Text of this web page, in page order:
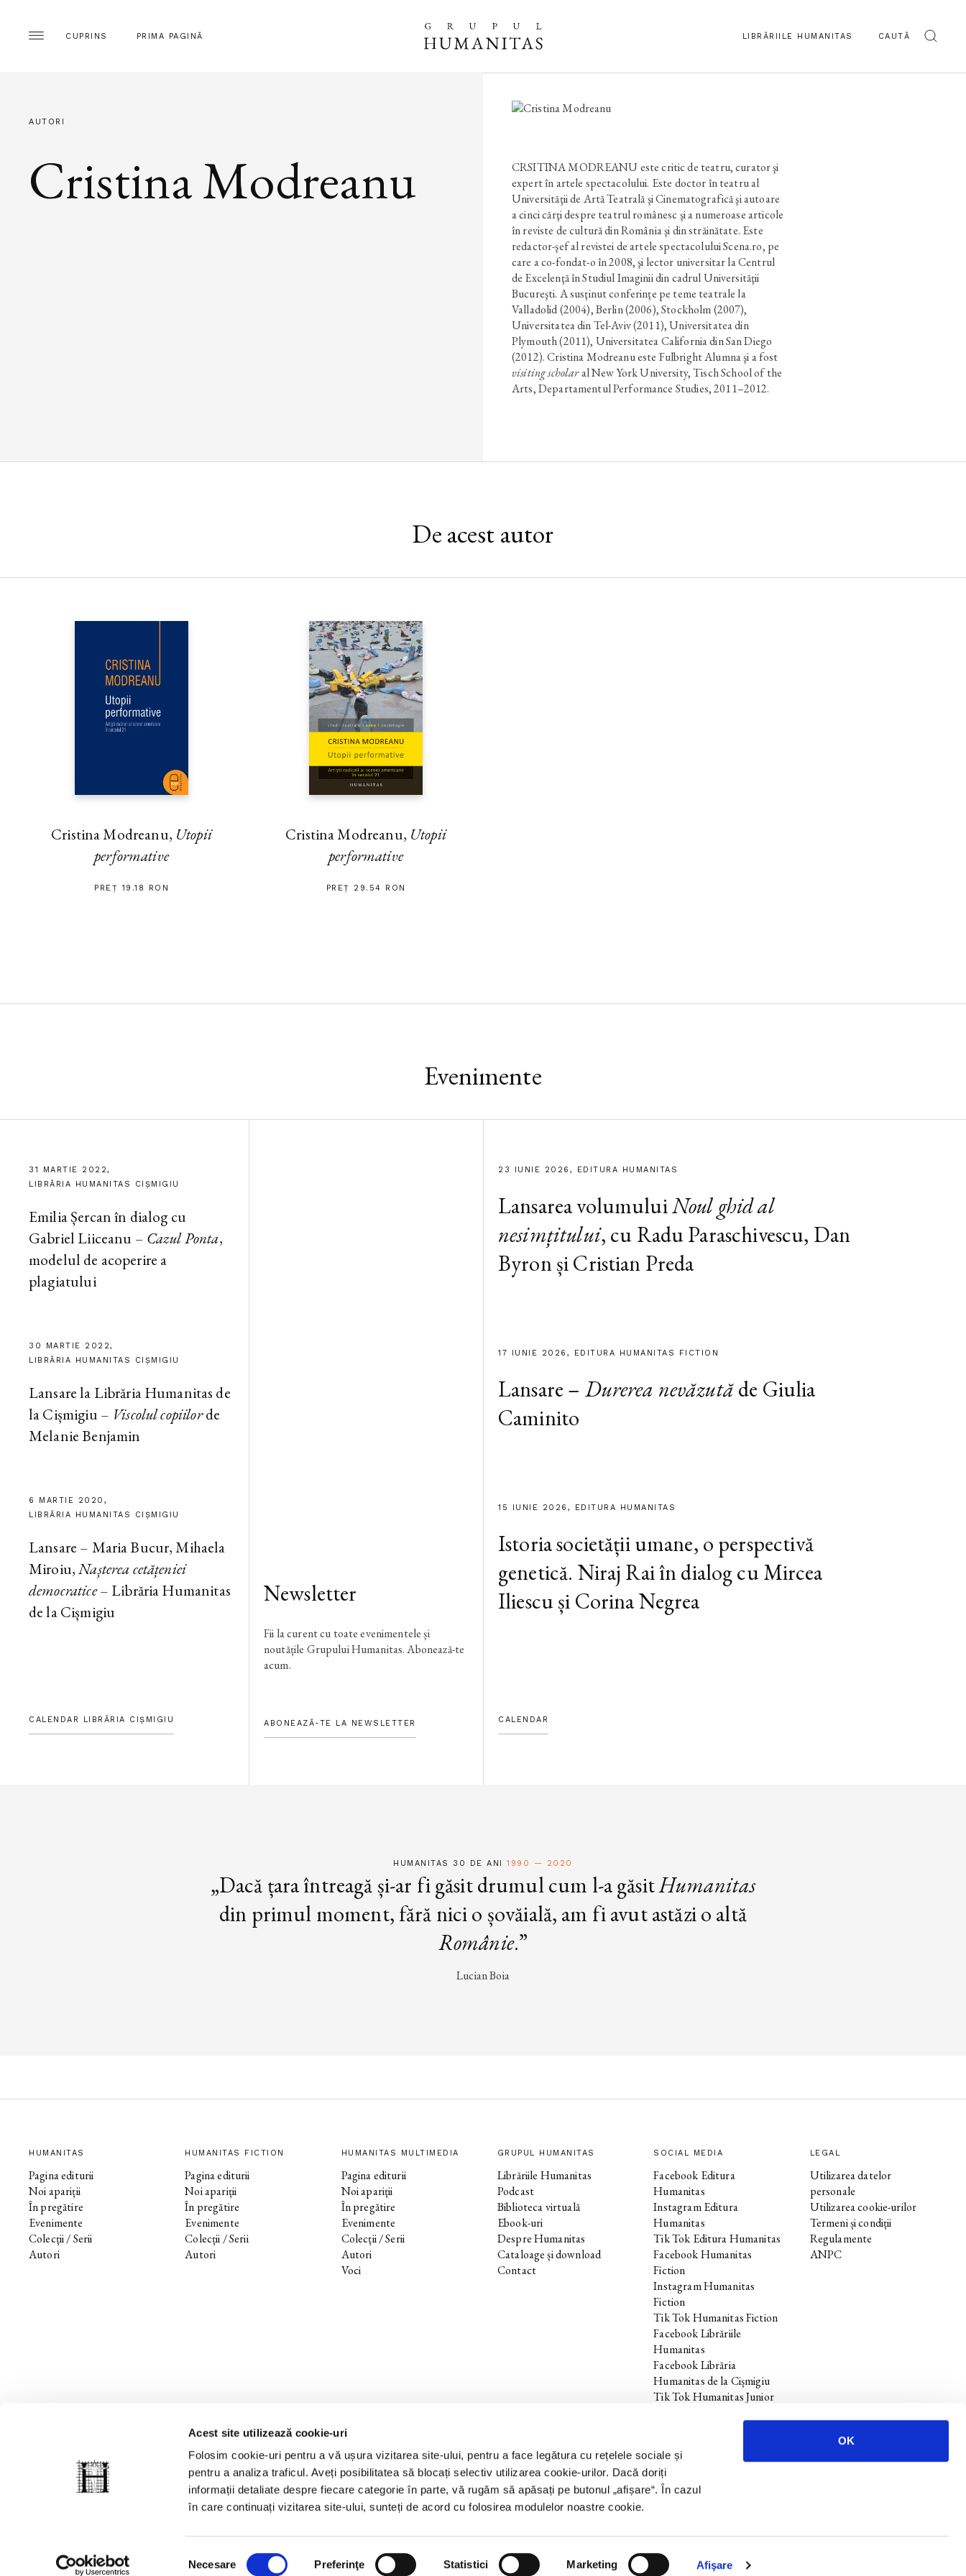
Acest site utilizează cookie-uri
Folosim cookie-uri pentru a vă ușura vizitarea site-ului, pentru a face legătura cu rețelele sociale și
pentru a analiza traficul. Aveți posibilitatea să blocați selectiv utilizarea cookie-urilor. Dacă doriți
informații detaliate despre fiecare categorie în parte, vă rugăm să apăsați pe butonul „afișare“. În cazul
în care continuați vizitarea site-ului, sunteți de acord cu folosirea modulelor noastre cookie.
consimțământului
Necesare Preferinţe Statistici Marketing Afişare
OK
CUPRINS PRIMA PAGINĂ LIBRĂRIILE HUMANITAS CAUTĂ
AUTORI
Cristina Modreanu
CRSITINA MODREANU este critic de teatru, curator şi
expert în artele spectacolului. Este doctor în teatru al
Universităţii de Artă Teatrală şi Cinematografică şi autoare
a cinci cărţi despre teatrul românesc şi a numeroase articole
în reviste de cultură din România şi din străinătate. Este
redactor-şef al revistei de artele spectacolului Scena.ro, pe
care a co-fondat-o în 2008, şi lector universitar la Centrul
de Excelenţă în Studiul Imaginii din cadrul Universităţii
Bucureşti. A susţinut conferinţe pe teme teatrale la
Valladolid (2004), Berlin (2006), Stockholm (2007),
Universitatea din Tel-Aviv (2011), Universitatea din
Plymouth (2011), Universitatea California din San Diego
(2012). Cristina Modreanu este Fulbright Alumna şi a fost
visiting scholaral New York University, Tisch School of the
Arts, Departamentul Performance Studies, 2011–2012.
De acest autor
Cristina Modreanu, Utopii
performative
PREȚ 19.18 RON
Cristina Modreanu, Utopii
performative
PREȚ 29.54 RON
Evenimente
23 IUNIE 2026, EDITURA HUMANITAS
Lansarea volumuluiNoul ghid al
nesimțitului, cu Radu Paraschivescu, Dan
Byron și Cristian Preda
17 IUNIE 2026, EDITURA HUMANITAS FICTION
Lansare – Durerea nevăzutăde Giulia
Caminito
15 IUNIE 2026, EDITURA HUMANITAS
Istoria societății umane, o perspectivă
genetică. Niraj Rai în dialog cu Mircea
Iliescu și Corina Negrea
CALENDAR
31 MARTIE 2022,
LIBRĂRIA HUMANITAS CIȘMIGIU
Emilia Șercan în dialog cu
Gabriel Liiceanu – Cazul Ponta,
modelul de acoperire a
plagiatului
30 MARTIE 2022,
LIBRĂRIA HUMANITAS CIȘMIGIU
Lansare la Librăria Humanitas de
la Cișmigiu – Viscolul copiilorde
Melanie Benjamin
6 MARTIE 2020,
LIBRĂRIA HUMANITAS CIȘMIGIU
Lansare – Maria Bucur, Mihaela
Miroiu,Nașterea cetățeniei
democratice– Librăria Humanitas
de la Cișmigiu
CALENDAR LIBRĂRIA CIȘMIGIU
Newsletter
Fii la curent cu toate evenimentele și
noutățile Grupului Humanitas. Abonează-te
acum.
ABONEAZĂ-TE LA NEWSLETTER
HUMANITAS 30 DE ANI1990 — 2020
„Dacă țara întreagă și-ar fi găsit drumul cum l-a găsitHumanitas
din primul moment, fără nici o șovăială, am fi avut astăzi o altă
Românie.”
Lucian Boia
HUMANITAS
Pagina editurii
Noi apariții
În pregătire
Evenimente
Colecții / Serii
Autori
HUMANITAS FICTION
Pagina editurii
Noi apariții
În pregătire
Evenimente
Colecții / Serii
Autori
HUMANITAS MULTIMEDIA
Pagina editurii
Noi apariții
În pregătire
Evenimente
Colecții / Serii
Autori
Voci
GRUPUL HUMANITAS
Librăriile Humanitas
Podcast
Biblioteca virtuală
Ebook-uri
Despre Humanitas
Cataloage și download
Contact
SOCIAL MEDIA
Facebook Editura
Humanitas
Instagram Editura
Humanitas
Tik Tok Editura Humanitas
Facebook Humanitas
Fiction
Instagram Humanitas
Fiction
Tik Tok Humanitas Fiction
Facebook Librăriile
Humanitas
Facebook Librăria
Humanitas de la Cișmigiu
Tik Tok Humanitas Junior
LEGAL
Utilizarea datelor
personale
Utilizarea cookie-urilor
Termeni și condiții
Regulamente
ANPC